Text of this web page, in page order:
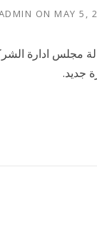
ON MAY 5,
مجلس ادارة
جديد.